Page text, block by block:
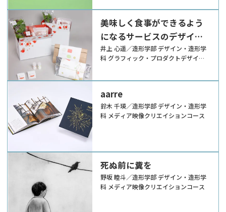
美味しく食事ができるよう
になるサービスのデザイン
－離れて暮らす親子が共に
「我が家の味」を作ること
で生まれる対話を通して－
井上 心遥／造形学部 デザイン・造形学
科 グラフィック・プロダクトデザイン
aarre
鈴木 千瑛／造形学部 デザイン・造形学
科 メディア映像クリエイションコース
死ぬ前に糞を
野坂 睦斗／造形学部 デザイン・造形学
科 メディア映像クリエイションコース